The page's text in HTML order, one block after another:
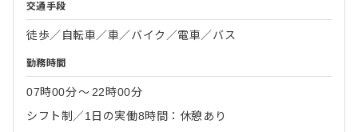
交通手段
徒歩／自転車／車／バイク／電車／バス
勤務時間
07時00分〜22時00分
シフト制／1日の実働8時間：休憩あり